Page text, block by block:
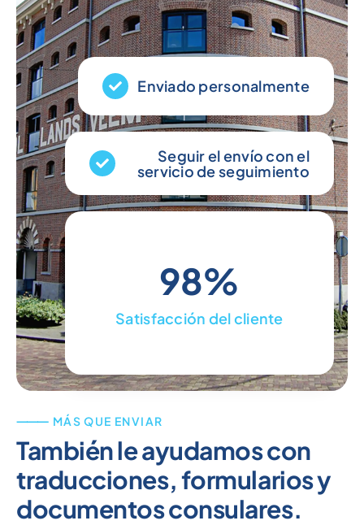
Enviado personalmente
Seguir el envío con el
servicio de seguimiento
98%
Satisfacción del cliente
⸻ MÁS QUE ENVIAR
También le ayudamos con
traducciones, formularios y
documentos consulares.